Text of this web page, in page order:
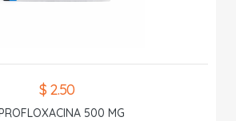
$ 2.50
500 MG